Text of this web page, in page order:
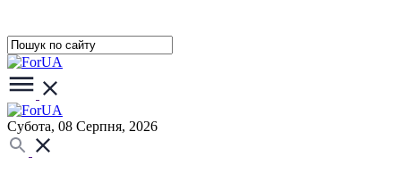
Субота, 08 Серпня, 2026